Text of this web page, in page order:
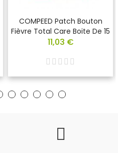
COMPEED Patch Bouton
Fièvre Total Care Boite De 15
11,03 €